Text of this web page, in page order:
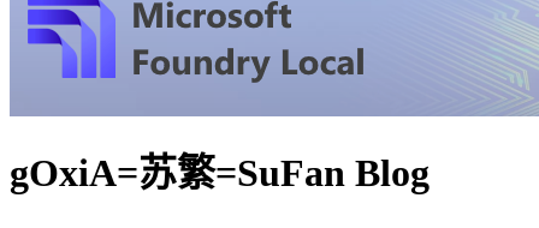
gOxiA=苏繁=SuFan Blog